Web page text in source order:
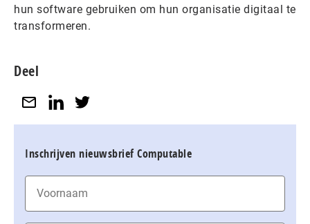
hun software gebruiken om hun organisatie digitaal te
transformeren.
Deel
Inschrijven nieuwsbrief Computable